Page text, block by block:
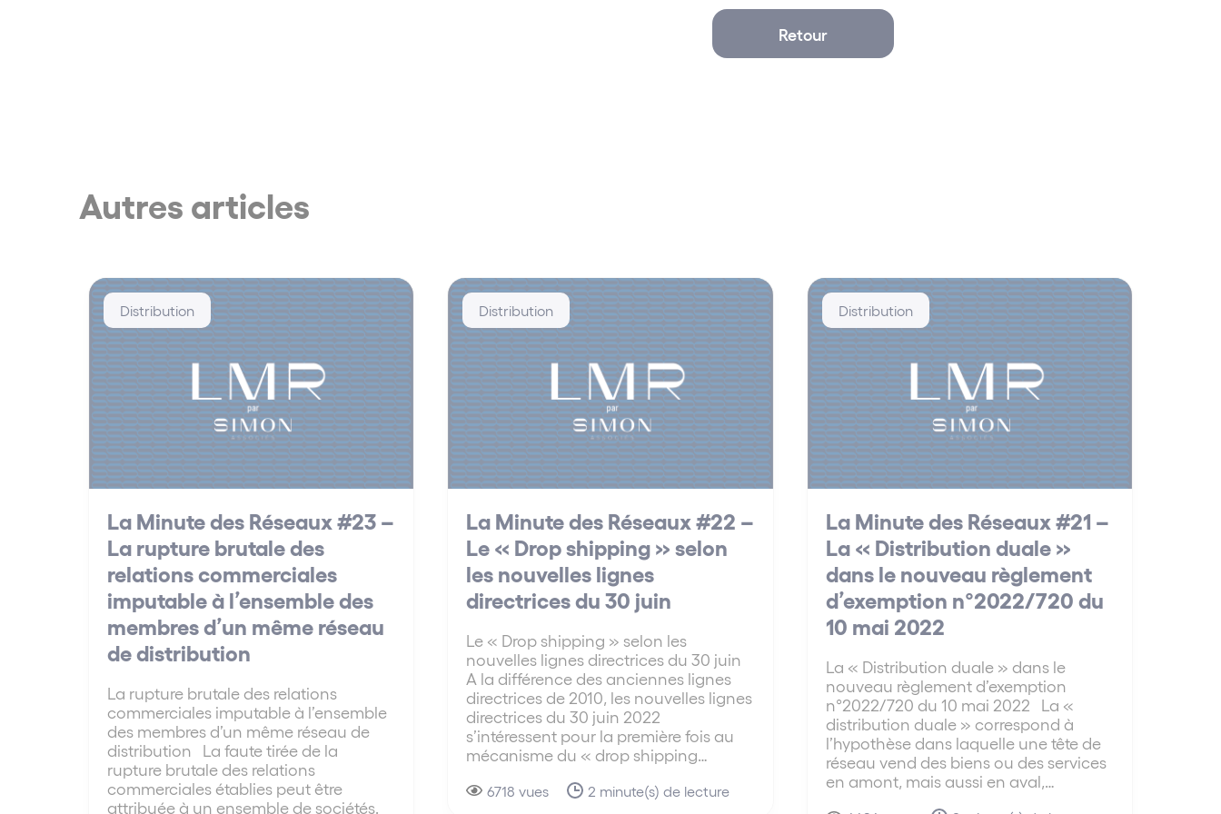
Retour
Autres articles
Distribution
La Minute des Réseaux #23 –
La rupture brutale des
relations commerciales
imputable à l’ensemble des
membres d’un même réseau
de distribution
La rupture brutale des relations
commerciales imputable à l’ensemble
des membres d’un même réseau de
distribution La faute tirée de la
rupture brutale des relations
commerciales établies peut être
attribuée à un ensemble de sociétés.
Distribution
La Minute des Réseaux #22 –
Le « Drop shipping » selon
les nouvelles lignes
directrices du 30 juin
Le « Drop shipping » selon les
nouvelles lignes directrices du 30 juin
A la différence des anciennes lignes
directrices de 2010, les nouvelles lignes
directrices du 30 juin 2022
s’intéressent pour la première fois au
mécanisme du « drop shipping…
6718 vues 2 minute(s) de lecture
Distribution
La Minute des Réseaux #21 –
La « Distribution duale »
dans le nouveau règlement
d’exemption n°2022/720 du
10 mai 2022
La « Distribution duale » dans le
nouveau règlement d’exemption
n°2022/720 du 10 mai 2022 La «
distribution duale » correspond à
l’hypothèse dans laquelle une tête de
réseau vend des biens ou des services
en amont, mais aussi en aval,…